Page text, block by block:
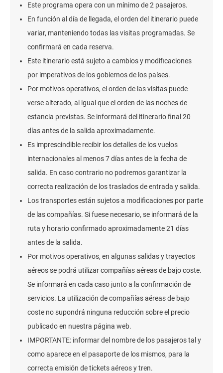
Este programa opera con un mínimo de 2 pasajeros.
En función al día de llegada, el orden del itinerario puede
variar, manteniendo todas las visitas programadas. Se
confirmará en cada reserva.
Este itinerario está sujeto a cambios y modificaciones
por imperativos de los gobiernos de los países.
Por motivos operativos, el orden de las visitas puede
verse alterado, al igual que el orden de las noches de
estancia previstas. Se informará del itinerario final 20
días antes de la salida aproximadamente.
Es imprescindible recibir los detalles de los vuelos
internacionales al menos 7 días antes de la fecha de
salida. En caso contrario no podremos garantizar la
correcta realización de los traslados de entrada y salida.
Los transportes están sujetos a modificaciones por parte
de las compañías. Si fuese necesario, se informará de la
ruta y horario confirmado aproximadamente 21 días
antes de la salida.
Por motivos operativos, en algunas salidas y trayectos
aéreos se podrá utilizar compañías aéreas de bajo coste.
Se informará en cada caso junto a la confirmación de
servicios. La utilización de compañías aéreas de bajo
coste no supondrá ninguna reducción sobre el precio
publicado en nuestra página web.
IMPORTANTE: informar del nombre de los pasajeros tal y
como aparece en el pasaporte de los mismos, para la
correcta emisión de tickets aéreos y tren.